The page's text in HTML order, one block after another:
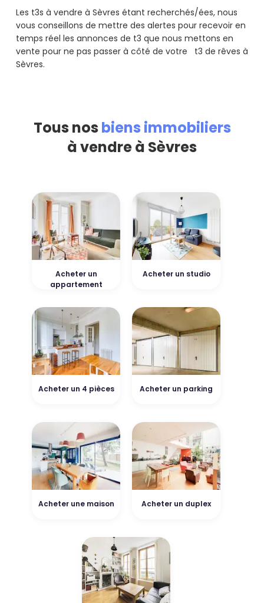
Les t3s à vendre à Sèvres étant recherchés/ées, nous
vous conseillons de mettre des alertes pour recevoir en
temps réel les annonces de t3 que nous mettons en
vente pour ne pas passer à côté de votre t3 de rêves à
Sèvres.
Tous nos biens immobiliers
à vendre à Sèvres
Acheter un
appartement
Acheter un studio
Acheter un 4 pièces Acheter un parking
Acheter une maison Acheter un duplex